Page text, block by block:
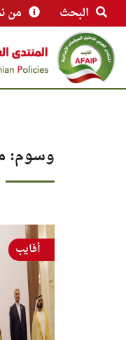
البحث من
وسوم:
أفايب